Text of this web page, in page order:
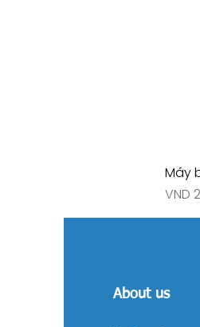
Máy
Price
VND
About us